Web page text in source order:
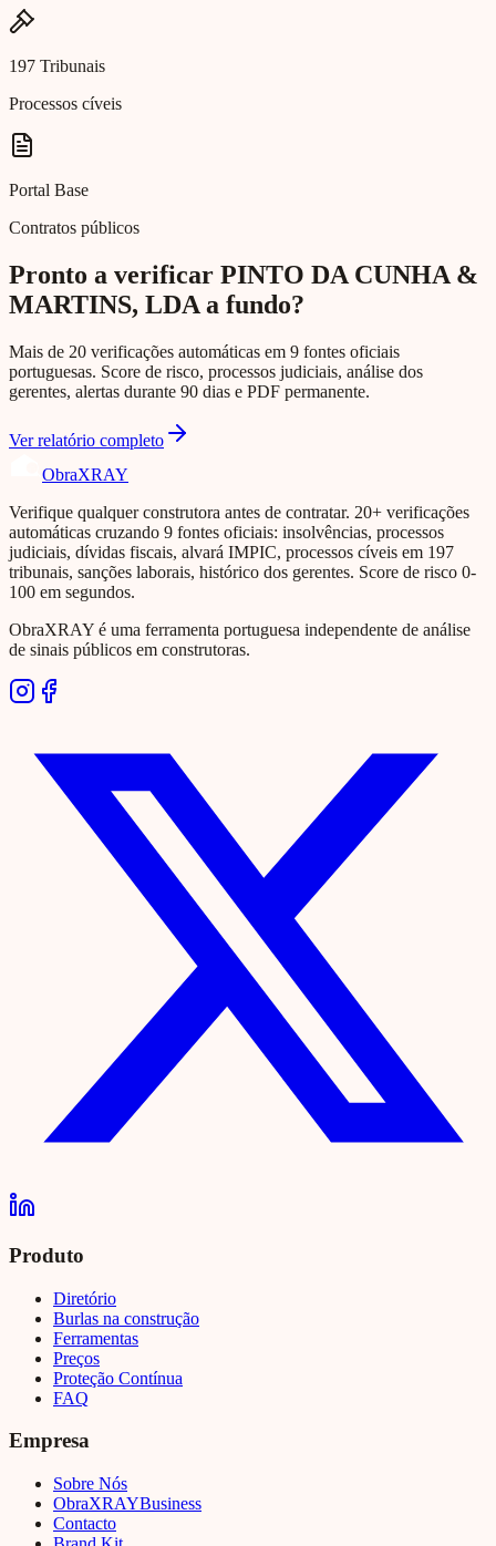
197 Tribunais
Processos cíveis
Portal Base
Contratos públicos
Pronto a verificar PINTO DA CUNHA &
MARTINS, LDA a fundo?
Mais de 20 verificações automáticas em 9 fontes oficiais
portuguesas. Score de risco, processos judiciais, análise dos
gerentes, alertas durante 90 dias e PDF permanente.
Ver relatório completo
ObraXRAY
Verifique qualquer construtora antes de contratar. 20+ verificações
automáticas cruzando 9 fontes oficiais: insolvências, processos
judiciais, dívidas fiscais, alvará IMPIC, processos cíveis em 197
tribunais, sanções laborais, histórico dos gerentes. Score de risco 0-
100 em segundos.
ObraXRAY é uma ferramenta portuguesa independente de análise
de sinais públicos em construtoras.
Produto
Diretório
Burlas na construção
Ferramentas
Preços
Proteção Contínua
FAQ
Empresa
Sobre Nós
ObraXRAYBusiness
Contacto